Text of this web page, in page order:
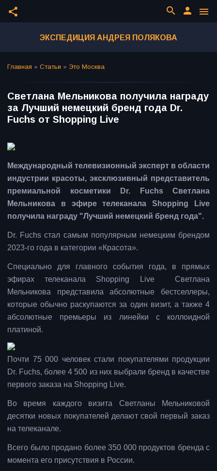
share menu
person
search
ЭКСПЕДИЦИЯ АНДРЕЯ ПОЛЯКОВА
Главная » Статьи » Это Москва
Светлана Мельникова получила награду
за Лучший немецкий бренд года Dr.
Fuchs от Shopping Live
Международный телевизионный эксперт в области
индустрии красоты, эксклюзивный представитель
премиальной косметики Dr. Fuchs Светлана
Мельникова в эфире телеканала Shopping Live
получила награду "Лучший немецкий бренд года".
Dr. Fuchs стал самым популярным немецким брендом
2023-го года в категории «Красота».
Специально для главного события года, в прямых
эфирах телеканала Shopping Live Светлана
Мельникова представила абсолютные бестселлеры,
которые обычно раскупаются за один визит, а также 4
абсолютные премьеры из линейки с коллоидной
платиной.
Почти 75 000 человек стали покупателями продукции
Dr. Fuchs, более 4 500 из них выбрали бренд в качестве
первого заказа на Shopping Live.
Во время каждого визита Светланы Мельниковой
десятки новых покупателей делают свой первый заказ
на телеканале.
Всего было продано более 350 000 продуктов бренда с
момента его присутствия в России.